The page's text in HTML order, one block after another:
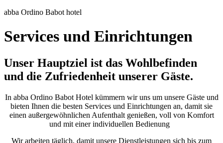
abba Ordino Babot hotel
Services und Einrichtungen
Unser Hauptziel ist das Wohlbefinden
und die Zufriedenheit unserer Gäste.
In abba Ordino Babot Hotel kümmern wir uns um unsere Gäste und
bieten Ihnen die besten Services und Einrichtungen an, damit sie
einen außergewöhnlichen Aufenthalt genießen, voll von Komfort
und mit einer individuellen Bedienung
Wir arbeiten täglich, damit unsere Dienstleistungen sich bis zum